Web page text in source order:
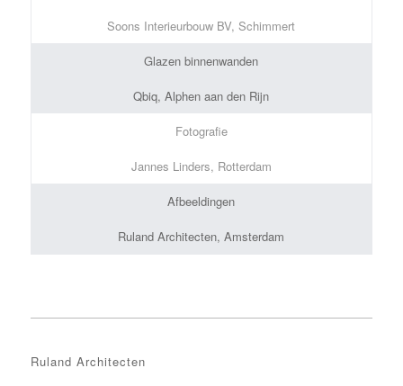
Soons Interieurbouw BV, Schimmert
Glazen binnenwanden
Qbiq, Alphen aan den Rijn
Fotografie
Jannes Linders, Rotterdam
Afbeeldingen
Ruland Architecten, Amsterdam
Ruland Architecten